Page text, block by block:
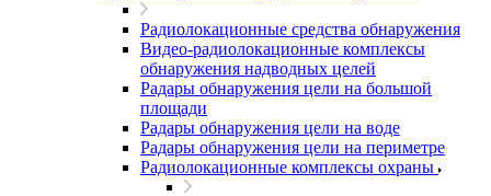
Радиолокационные средства обнаружения
Видео-радиолокационные комплексы
обнаружения надводных целей
Радары обнаружения цели на большой
площади
Радары обнаружения цели на воде
Радары обнаружения цели на периметре
Радиолокационные комплексы охраны